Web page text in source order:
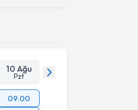
10 Ağu
Pzt
09:00